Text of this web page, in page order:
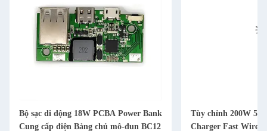
Bộ sạc di động 18W PCBA Power Bank
Cung cấp điện Bảng chủ mô-đun BC12
Tùy chỉnh 200W 54
Charger Fast